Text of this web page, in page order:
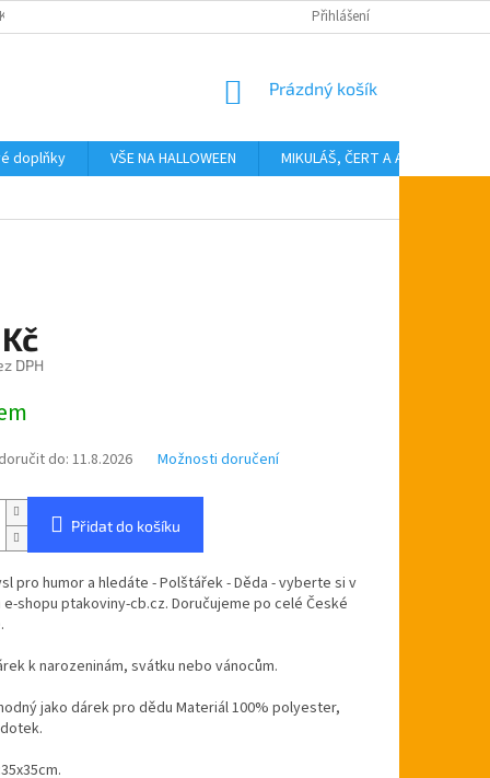
Přihlášení
NÁKUPNÍ
Prázdný košík
doplňky VŠE NA HALLOWEEN MIKULÁŠ, ČERT A ANDĚL
DPH
do: 11.8.2026 Možnosti doručení
Přidat do košíku
pro humor a hledáte - Polštářek - Děda - vyberte si v
shopu ptakoviny-cb.cz. Doručujeme po celé České
k narozeninám, svátku nebo vánocům.
jako dárek pro dědu Materiál 100% polyester,